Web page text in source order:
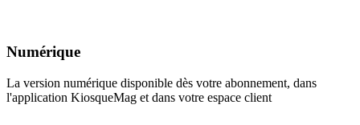
Numérique
La version numérique disponible dès votre abonnement, dans
l'application KiosqueMag et dans votre espace client